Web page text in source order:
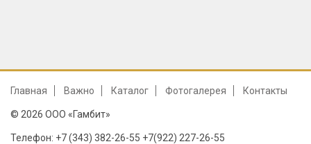
Главная Важно Каталог Фотогалерея Контакты
© 2026 ООО «Гамбит»
Телефон: +7 (343) 382-26-55 +7(922) 227-26-55